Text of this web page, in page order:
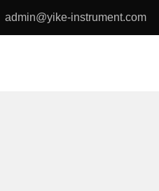
admin@yike-instrument.com